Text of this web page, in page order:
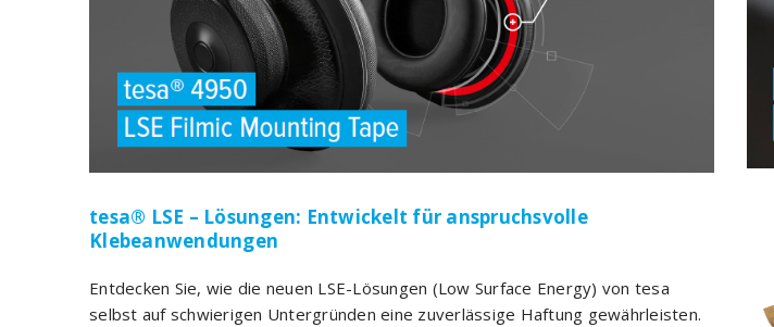
tesa® LSE – Lösungen: Entwickelt für anspruchsvolle
Klebeanwendungen
Entdecken Sie, wie die neuen LSE-Lösungen (Low Surface Energy) von tesa
selbst auf schwierigen Untergründen eine zuverlässige Haftung gewährleisten.